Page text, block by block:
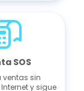
SOS
ventas sin
y sigue